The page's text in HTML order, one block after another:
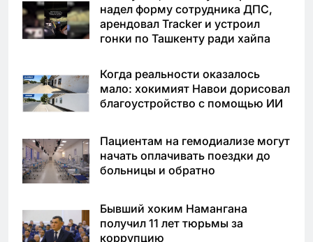
надел форму сотрудника ДПС,
арендовал Tracker и устроил
гонки по Ташкенту ради хайпа
Когда реальности оказалось
мало: хокимият Навои дорисовал
благоустройство с помощью ИИ
Пациентам на гемодиализе могут
начать оплачивать поездки до
больницы и обратно
Бывший хоким Намангана
получил 11 лет тюрьмы за
коррупцию